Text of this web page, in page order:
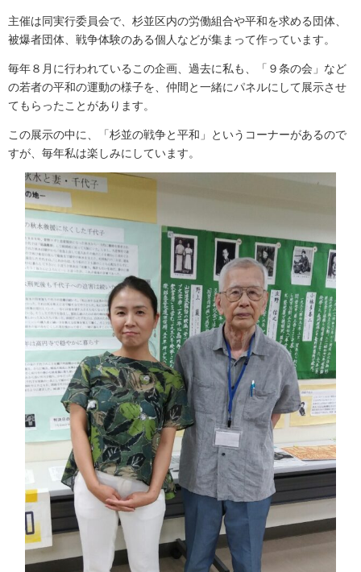
主催は同実行委員会で、杉並区内の労働組合や平和を求める団体、
被爆者団体、戦争体験のある個人などが集まって作っています。
毎年８月に行われているこの企画、過去に私も、「９条の会」など
の若者の平和の運動の様子を、仲間と一緒にパネルにして展示させ
てもらったことがあります。
この展示の中に、「杉並の戦争と平和」というコーナーがあるので
すが、毎年私は楽しみにしています。